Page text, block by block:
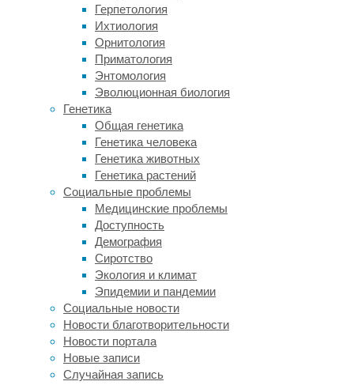
Герпетология
Ихтиология
Орнитология
Приматология
Энтомология
Эволюционная биология
Генетика
Общая генетика
Генетика человека
Генетика животных
Генетика растений
Социальные проблемы
Медицинские проблемы
Доступность
Демография
Сиротство
Экология и климат
Эпидемии и пандемии
Социальные новости
Новости благотворительности
Новости портала
Новые записи
Случайная запись
кладки
родителей.
Единственная
разница
выключенный
пигментации»,
рассказали
исследователи.
Эксперименты
в
контролируемых